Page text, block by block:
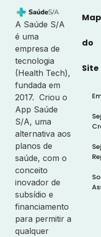
A Saúde S/A
é uma
empresa de
tecnologia
(Health Tech),
fundada em
2017. Criou o
App Saúde
S/A, uma
alternativa aos
planos de
saúde, com o
conceito
inovador de
subsídio e
financiamento
para permitir a
qualquer
do
Site